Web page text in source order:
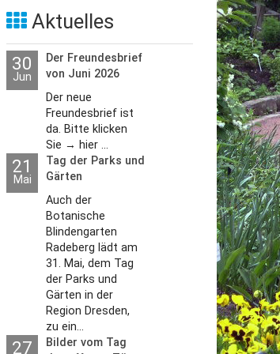
Aktuelles
30
Jun
Der Freundesbrief
von Juni 2026
Der neue
Freundesbrief ist
da. Bitte klicken
Sie → hier ...
21
Mai
Tag der Parks und
Gärten
Auch der
Botanische
Blindengarten
Radeberg lädt am
31. Mai, dem Tag
der Parks und
Gärten in der
Region Dresden,
zu ein...
27
Bilder vom Tag